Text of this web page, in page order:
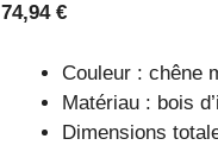
74,94 €
Couleur : chêne
Matériau : bois
Dimensions